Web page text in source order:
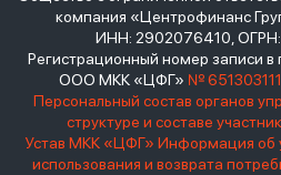
компания «Центрофинанс
ИНН: 2902076410, ОГРН:
Регистрационный номер записи в
ООО МКК «ЦФГ» №
Персональный состав органов
структуре и составе
Устав МКК «ЦФГ» Информация об
использования и возврата